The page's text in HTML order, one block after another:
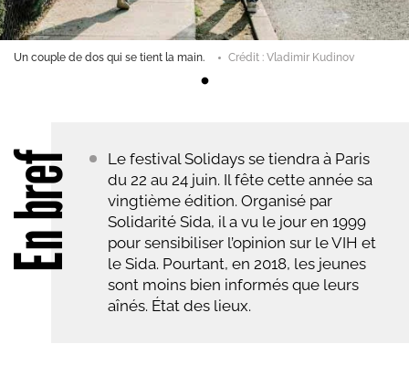
bref
Le festival Solidays se tiendra à Paris
du 22 au 24 juin. Il fête cette année sa
vingtième édition. Organisé par
Solidarité Sida, il a vu le jour en 1999
pour sensibiliser l’opinion sur le VIH et
le Sida. Pourtant, en 2018, les jeunes
sont moins bien informés que leurs
aînés. État des lieux.
Un couple de dos qui se tient la main. Crédit : Vladimir Kudinov